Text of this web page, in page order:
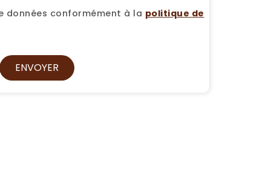
conformément à la politique de
ENVOYER